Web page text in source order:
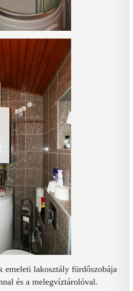
emeleti lakosztály fürdőszobája
és a melegvíztárolóval.